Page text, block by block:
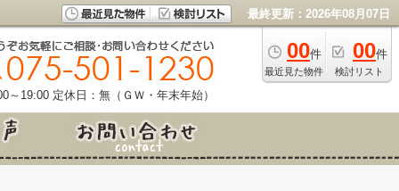
最終更新：2026年08月07日
00件
最近見た物件
00件
検討リスト
～19:00 定休日：無（ＧＷ・年末年始）